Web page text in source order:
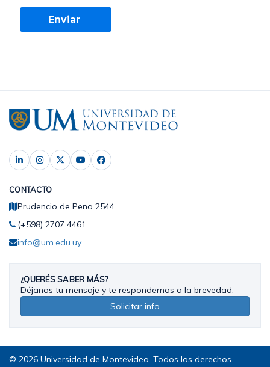
CONTACTO
Prudencio de Pena 2544
(+598) 2707 4461
info@um.edu.uy
¿QUERÉS SABER MÁS?
Déjanos tu mensaje y te respondemos a la brevedad.
Solicitar info
© 2026 Universidad de Montevideo. Todos los derechos